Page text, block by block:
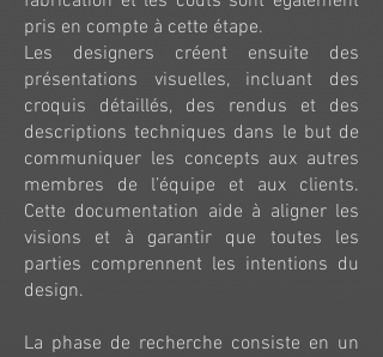
pris en compte à cette étape.
Les designers créent ensuite des
présentations visuelles, incluant des
croquis détaillés, des rendus et des
descriptions techniques dans le but de
communiquer les concepts aux autres
membres de l’équipe et aux clients.
Cette documentation aide à aligner les
visions et à garantir que toutes les
parties comprennent les intentions du
design.
La phase de recherche consiste en un